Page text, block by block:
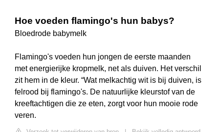
Hoe voeden flamingo's hun babys?
Bloedrode babymelk
Flamingo's voeden hun jongen de eerste maanden
met energierijke kropmelk, net als duiven. Het verschil
zit hem in de kleur. “Wat melkachtig wit is bij duiven, is
felrood bij flamingo's. De natuurlijke kleurstof van de
kreeftachtigen die ze eten, zorgt voor hun mooie rode
veren.